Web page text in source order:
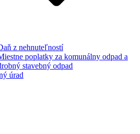
z nehnuteľností
poplatky za komunálny odpad a
stavebný odpad
úrad